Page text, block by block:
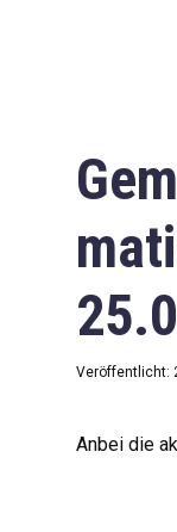
Veröffentlicht:
Anbei die